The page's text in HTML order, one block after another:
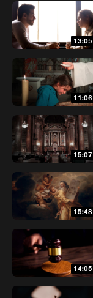
13:05
11:06
15:07
15:48
14:05